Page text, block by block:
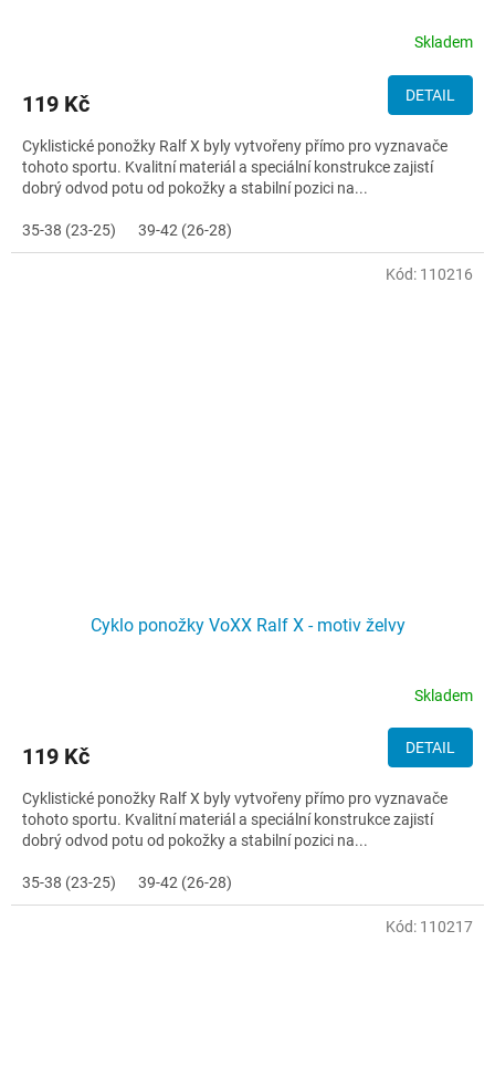
Skladem
119 Kč DETAIL
Cyklistické ponožky Ralf X byly vytvořeny přímo pro vyznavače
tohoto sportu. Kvalitní materiál a speciální konstrukce zajistí
dobrý odvod potu od pokožky a stabilní pozici na...
35-38 (23-25) 39-42 (26-28)
Cyklo ponožky VoXX Ralf X - motiv želvy
Skladem
119 Kč DETAIL
Cyklistické ponožky Ralf X byly vytvořeny přímo pro vyznavače
tohoto sportu. Kvalitní materiál a speciální konstrukce zajistí
dobrý odvod potu od pokožky a stabilní pozici na...
35-38 (23-25) 39-42 (26-28)
Kód: 110216
Kód: 110217